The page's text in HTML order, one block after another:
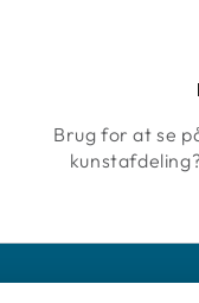
Brug for at se